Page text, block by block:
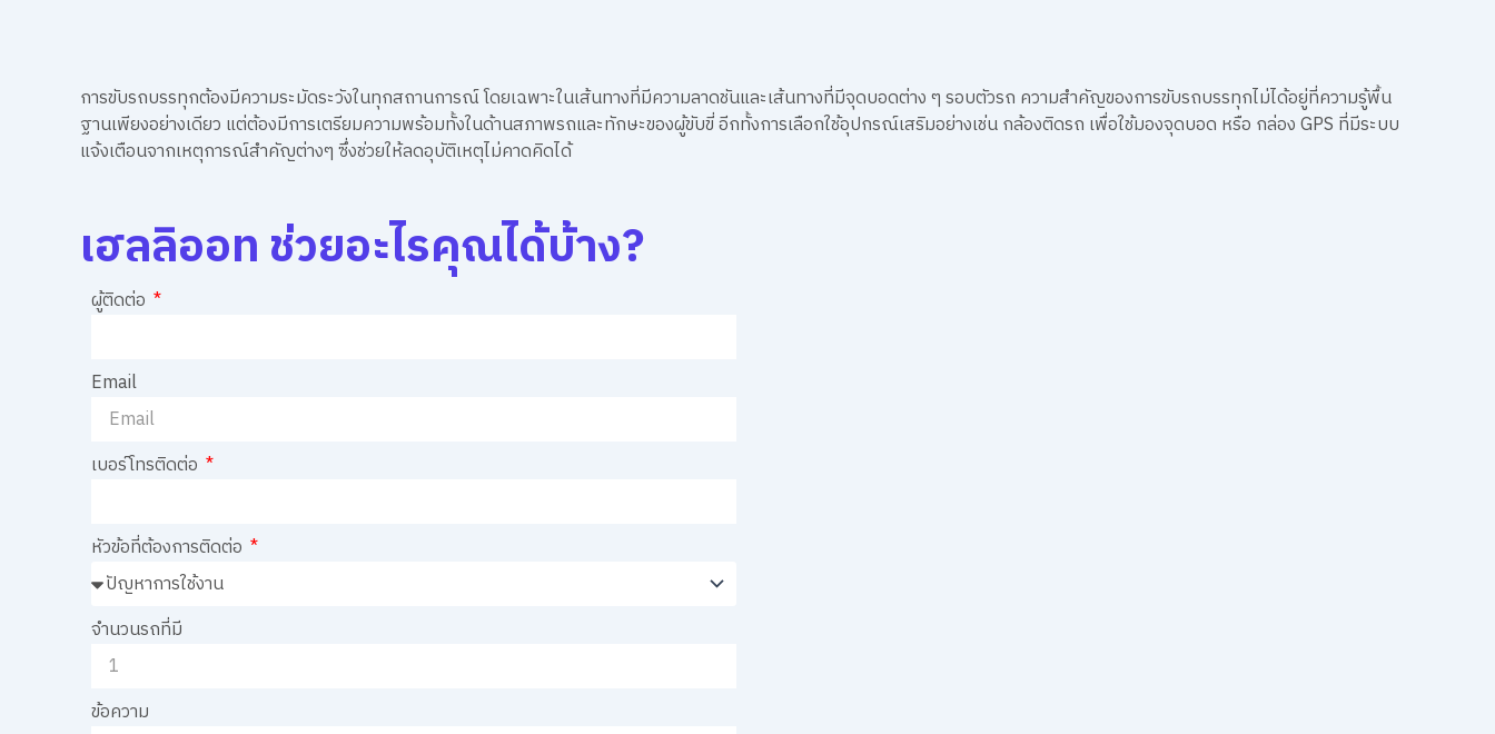
การขับรถบรรทุกต้องมีความระมัดระวังในทุกสถานการณ์ โดยเฉพาะในเส้นทางที่มีความลาดชันและเส้นทางที่มีจุดบอดต่าง ๆ รอบตัวรถ ความสำคัญของการขับรถบรรทุกไม่ได้อยู่ที่ความรู้พื้น
ฐานเพียงอย่างเดียว แต่ต้องมีการเตรียมความพร้อมทั้งในด้านสภาพรถและทักษะของผู้ขับขี่ อีกทั้งการเลือกใช้อุปกรณ์เสริมอย่างเช่น กล้องติดรถ เพื่อใช้มองจุดบอด หรือ กล่อง GPS ที่มีระบบ
แจ้งเตือนจากเหตุการณ์สำคัญต่างๆ ซึ่งช่วยให้ลดอุบัติเหตุไม่คาดคิดได้
เฮลลิออท ช่วยอะไรคุณได้บ้าง?
ผู้ติดต่อ
Email
เบอร์โทรติดต่อ
หัวข้อที่ต้องการติดต่อ
จำนวนรถที่มี
ข้อความ